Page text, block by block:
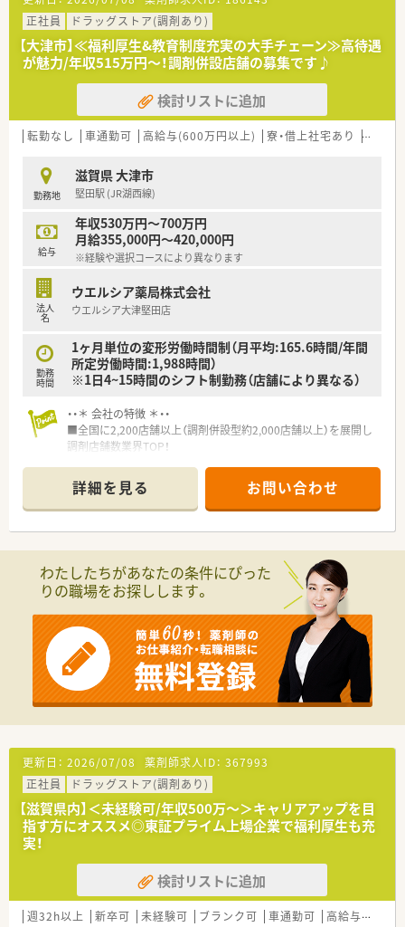
正社員
ドラッグストア(調剤あり)
【大津市】≪福利厚生&教育制度充実の大手チェーン≫高待遇
が魅力/年収515万円～！調剤併設店舗の募集です♪
検討リストに追加
転勤なし 車通勤可 高給与(600万円以上) 寮・借上社宅あり 管理薬
勤務地
滋賀県 大津市
堅田駅 (JR湖西線)
給与
年収530万円～700万円
月給355,000円～420,000円
※経験や選択コースにより異なります
法人
名
ウエルシア薬局株式会社
ウエルシア大津堅田店
勤務
時間
1ヶ月単位の変形労働時間制（月平均:165.6時間/年間
所定労働時間:1,988時間）
※1日4~15時間のシフト制勤務（店舗により異なる）
・・＊ 会社の特徴 ＊・・
■全国に2,200店舗以上（調剤併設型約2,000店舗以上）を展開し
調剤店舗数業界TOP！
頑張り次第で高給与も可能！
■経験や勤務コースによりますが、経験の少ない方でも500万前
半スタートと業界TOP水準！
■職種や職域に合わせ、豊富な社内研修や外部組織と連携した研
■薬剤師が中心の会社だからこそ活躍できるキャリアパスが多
種多様に用意されています。
■店舗拡大に伴い、エリアマネジャーや営業部長等のマネジメン
■在宅や教育等の専門性を活かせるスペシャリストを目指すこ
とも可能です。
■その他にも、管理部門や商品部門等の本社スタッフなど活動領
域は多種多様です。
■在宅実施店舗は年々増加しており、在宅医療へもしっかりと関
わる事ができます。
■育児休暇は3歳まで取得が可能で、時短制度は小学5年生まで
■年間休日が120日とワークライフバランスが整っています
■日用品から常備薬まで、従業員割引制度など嬉しいメリットも
たくさんあります！
詳細を見る お問い合わせ
わたしたちがあなたの条件にぴった
りの職場をお探しします。
更新日： 2026/07/08 薬剤師求人ID： 367993
正社員
ドラッグストア(調剤あり)
【滋賀県内】＜未経験可/年収500万～＞キャリアアップを目
指す方にオススメ◎東証プライム上場企業で福利厚生も充
実！
検討リストに追加
週32h以上 新卒可 未経験可 ブランク可 車通勤可 高給与(600万円以上)